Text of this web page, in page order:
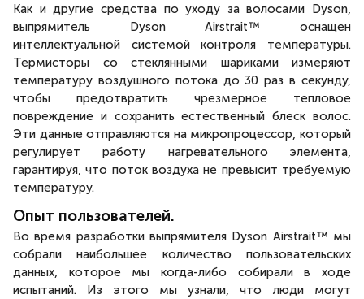
Как и другие средства по уходу за волосами Dyson,
выпрямитель Dyson Airstrait™ оснащен
интеллектуальной системой контроля температуры.
Термисторы со стеклянными шариками измеряют
температуру воздушного потока до 30 раз в секунду,
чтобы предотвратить чрезмерное тепловое
повреждение и сохранить естественный блеск волос.
Эти данные отправляются на микропроцессор, который
регулирует работу нагревательного элемента,
гарантируя, что поток воздуха не превысит требуемую
температуру.
Опыт пользователей.
Во время разработки выпрямителя Dyson Airstrait™ мы
собрали наибольшее количество пользовательских
данных, которое мы когда-либо собирали в ходе
испытаний. Из этого мы узнали, что люди могут